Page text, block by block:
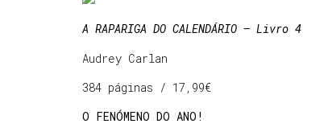
A RAPARIGA DO CALENDÁRIO – Livro 4
Audrey Carlan
384 páginas / 17,99€
O FENÓMENO DO ANO!